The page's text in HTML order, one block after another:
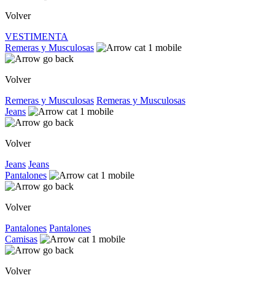
Volver
VESTIMENTA
Remeras y Musculosas
Volver
Remeras y Musculosas Remeras y Musculosas
Jeans
Volver
Jeans Jeans
Pantalones
Volver
Pantalones Pantalones
Camisas
Volver